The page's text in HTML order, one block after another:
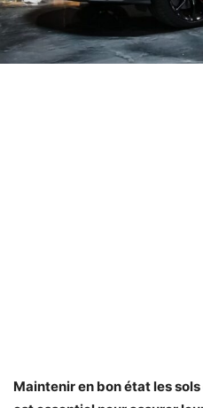
Maintenir en bon état les